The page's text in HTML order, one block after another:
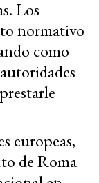
Los
normativo
como
europeas,
de Roma